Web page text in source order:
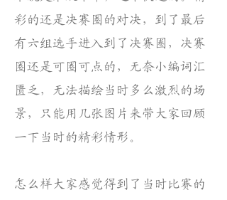
彩的还是决赛圈的对决，到了最后
有六组选手进入到了决赛圈，决赛
圈还是可圈可点的，无奈小编词汇
匮乏，无法描绘当时多么激烈的场
景，只能用几张图片来带大家回顾
一下当时的精彩情形。
怎么样大家感觉得到了当时比赛的